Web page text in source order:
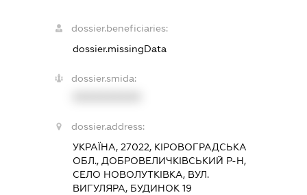
dossier.beneficiaries:
dossier.missingData
dossier.smida:
dossier.address:
УКРАЇНА, 27022, КІРОВОГРАДСЬКА
ОБЛ., ДОБРОВЕЛИЧКІВСЬКИЙ Р-Н,
СЕЛО НОВОЛУТКІВКА, ВУЛ.
ВИГУЛЯРА, БУДИНОК 19